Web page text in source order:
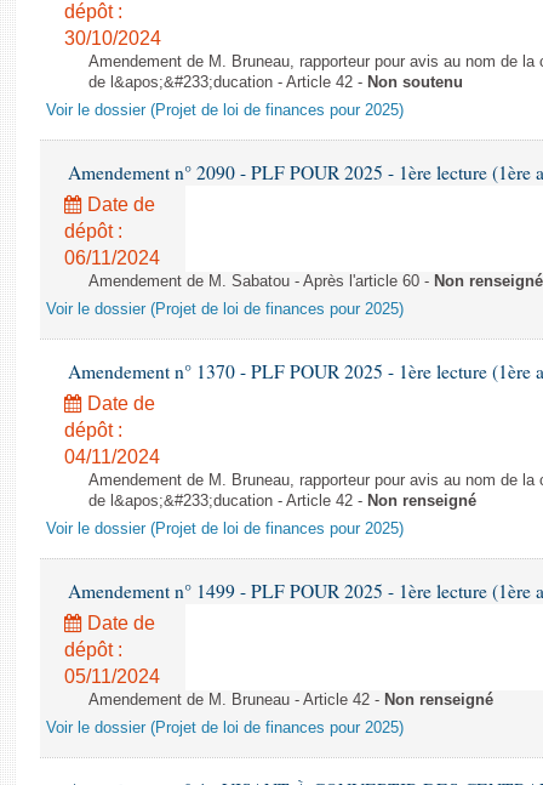
dépôt :
30/10/2024
Amendement de M. Bruneau, rapporteur pour avis au nom de
de l&apos;&#233;ducation - Article 42 - Non soutenu
Voir le dossier (Projet de loi de finances pour 2025)
Amendement n° 2090 - PLF POUR 2025 - 1ère lecture (1ère
Date de
dépôt :
06/11/2024
Amendement de M. Sabatou - Après l'article 60 - Non renseigné
Voir le dossier (Projet de loi de finances pour 2025)
Amendement n° 1370 - PLF POUR 2025 - 1ère lecture (1ère
Date de
dépôt :
04/11/2024
Amendement de M. Bruneau, rapporteur pour avis au nom de
de l&apos;&#233;ducation - Article 42 - Non renseigné
Voir le dossier (Projet de loi de finances pour 2025)
Amendement n° 1499 - PLF POUR 2025 - 1ère lecture (1ère
Date de
dépôt :
05/11/2024
Amendement de M. Bruneau - Article 42 - Non renseigné
Voir le dossier (Projet de loi de finances pour 2025)